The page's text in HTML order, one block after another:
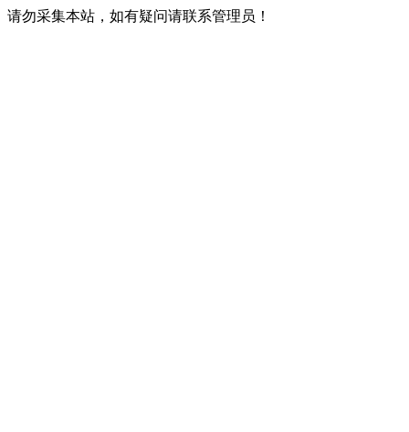
请勿采集本站，如有疑问请联系管理员！